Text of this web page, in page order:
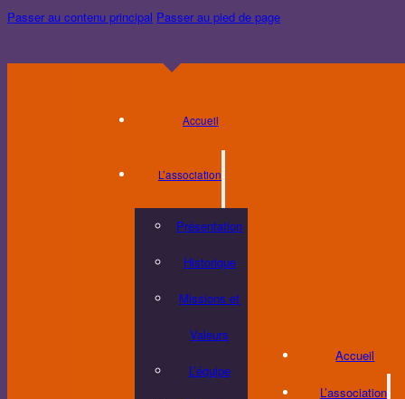
Passer au contenu principal Passer au pied de page
Accueil
L’association
Présentation
Historique
Missions et
Valeurs
L’équipe
Accueil
L’association